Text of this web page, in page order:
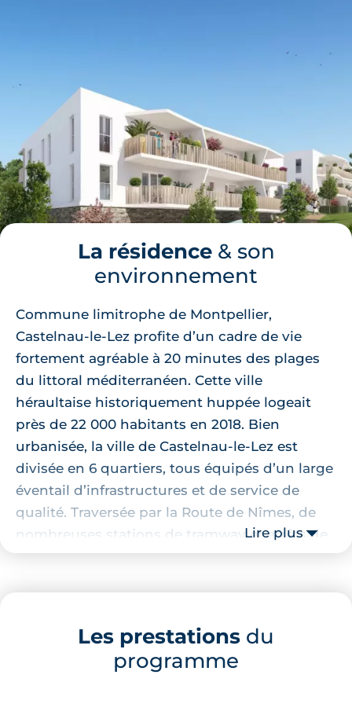
La résidence& son
environnement
Commune limitrophe de Montpellier,
Castelnau-le-Lez profite d’un cadre de vie
fortement agréable à 20 minutes des plages
du littoral méditerranéen. Cette ville
héraultaise historiquement huppée logeait
près de 22 000 habitants en 2018. Bien
urbanisée, la ville de Castelnau-le-Lez est
divisée en 6 quartiers, tous équipés d’un large
éventail d’infrastructures et de service de
qualité. Traversée par la Route de Nîmes, de
nombreuses stations de tramway et arrêts de
bus desservent la ville.
Localisation de la résidence
Cette résidence contemporaine à
l’architecture sobre vient s’implanter au cœur
de la ville de Castelnau-le-Lez, dans un
Lire plus
Les prestations du
programme